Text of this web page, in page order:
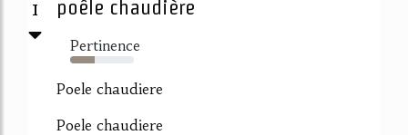
1 poêle chaudière
Pertinence
39%
Poele chaudiere
Poele chaudiere